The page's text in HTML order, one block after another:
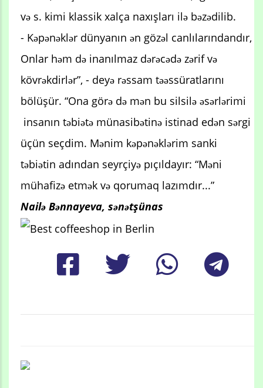
və s. kimi klassik xalça naxışları ilə bəzədilib.
- Kəpənəklər dünyanın ən gözəl canlılarındandır,
Onlar həm də inanılmaz dərəcədə zərif və
kövrəkdirlər”, - deyə rəssam təəssüratlarını
bölüşür. “Ona görə də mən bu silsilə əsərlərimi
insanın təbiətə münasibətinə istinad edən sərgi
üçün seçdim. Mənim kəpənəklərim sanki
təbiətin adından seyrçiyə pıçıldayır: “Məni
mühafizə etmək və qorumaq lazımdır...”
Nailə Bənnayeva, sənətşünas